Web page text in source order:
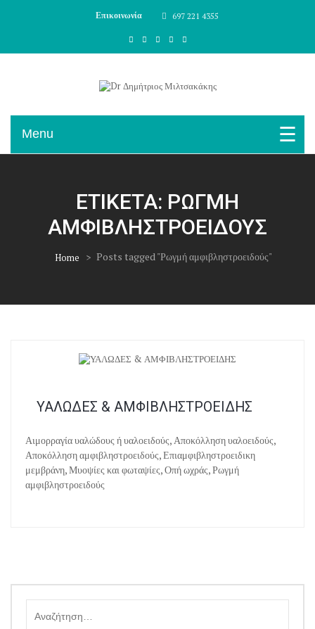
Επικοινωνία 697 221 4355
Dr Δημήτριος Μιλτσακάκης
Menu
ΕΤΙΚΈΤΑ: ΡΩΓΜΉ
ΑΜΦΙΒΛΗΣΤΡΟΕΙΔΟΎΣ
Home > Posts tagged "Ρωγμή αμφιβληστροειδούς"
ΥΑΛΩΔΕΣ & ΑΜΦΙΒΛΗΣΤΡΟΕΙΔΗΣ
Αιμορραγία υαλώδους ή υαλοειδούς, Αποκόλληση υαλοειδούς,
Αποκόλληση αμφιβληστροειδούς, Επιαμφιβληστροειδικη
μεμβράνη, Μυοψίες και φωταψίες, Οπή ωχράς, Ρωγμή
αμφιβληστροειδούς
για: